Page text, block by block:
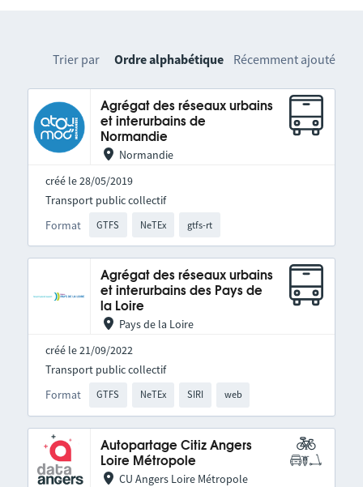
Trier par Ordre alphabétique Récemment ajouté
Agrégat des réseaux urbains
et interurbains de
Normandie
Normandie
créé le 28/05/2019
Format GTFS NeTEx gtfs-rt
Transport public collectif
Agrégat des réseaux urbains
et interurbains des Pays de
la Loire
Pays de la Loire
créé le 21/09/2022
Format GTFS NeTEx SIRI web
Transport public collectif
Autopartage Citiz Angers
Loire Métropole
CU Angers Loire Métropole